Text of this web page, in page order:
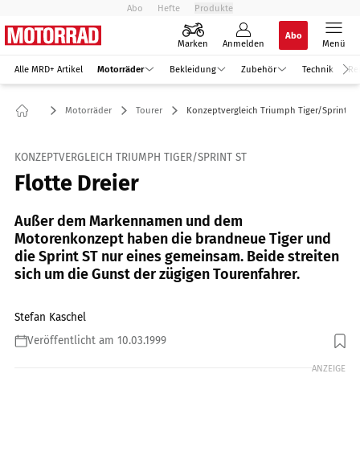
Abo Hefte Produkte
Marken Anmelden
Abo
Menü
Alle MRD+ Artikel Motorräder Bekleidung Zubehör Technik
Motorräder Tourer Konzeptvergleich Triumph Tiger/Sprint ST
KONZEPTVERGLEICH TRIUMPH TIGER/SPRINT ST
Flotte Dreier
Außer dem Markennamen und dem
Motorenkonzept haben die brandneue Tiger und
die Sprint ST nur eines gemeinsam. Beide streiten
sich um die Gunst der zügigen Tourenfahrer.
Stefan Kaschel
Veröffentlicht am 10.03.1999
ANZEIGE